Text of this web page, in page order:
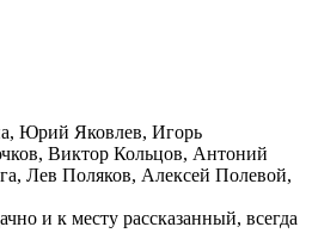
Юрий Яковлев, Игорь
Виктор Кольцов, Антоний
Лев Поляков, Алексей Полевой,
и к месту рассказанный, всегда